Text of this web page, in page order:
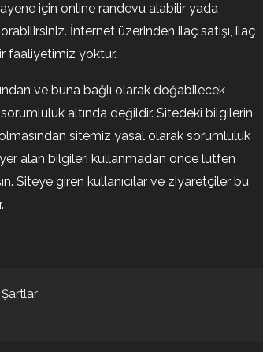
için online randevu alabilir yada
İnternet üzerinden ilaç satışı, ilaç
faaliyetimiz yoktur.
ve buna bağlı olarak doğabilecek
altında değildir. Sitedeki bilgilerin
sitemiz yasal olarak sorumluluk
alan bilgileri kullanmadan önce lütfen
Siteye giren kullanıcılar ve ziyaretçiler bu
Şartlar